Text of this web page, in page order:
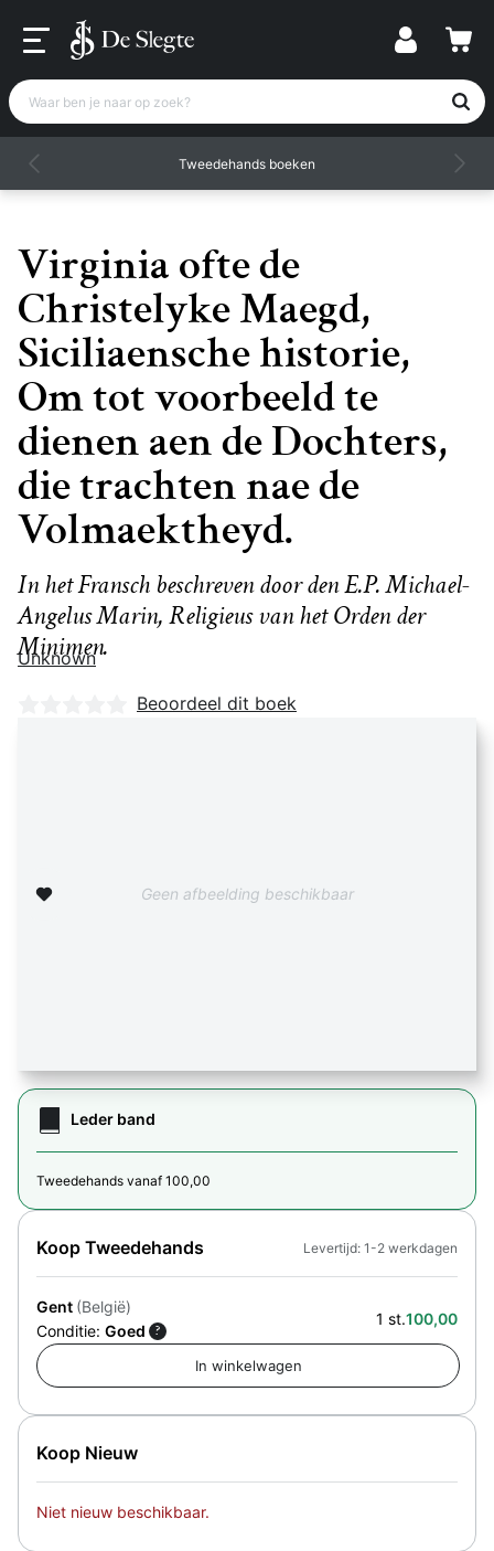
Waar ben je naar op zoek?
Tweedehands boeken
Virginia ofte de
Christelyke Maegd,
Siciliaensche historie,
Om tot voorbeeld te
dienen aen de Dochters,
die trachten nae de
Volmaektheyd.
In het Fransch beschreven door den E.P. Michael-
Angelus Marin, Religieus van het Orden der
Minimen.
Unknown
Nog geen beoordelingen
Beoordeel dit boek
Geen afbeelding beschikbaar
Leder band
Tweedehands vanaf 100,00
Koop Tweedehands
Gent (België)
Conditie: Goed ?
1 st.100,00
Levertijd: 1-2 werkdagen
Koop Nieuw
Niet nieuw beschikbaar.